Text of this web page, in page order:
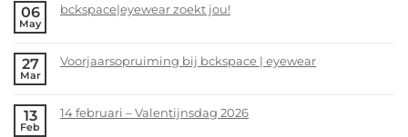
06
May
bckspace|eyewear zoekt jou!
on
jou!
27
Mar
Voorjaarsopruiming bij bckspace | eyewear
on
13
Feb
14 februari – Valentijnsdag 2026